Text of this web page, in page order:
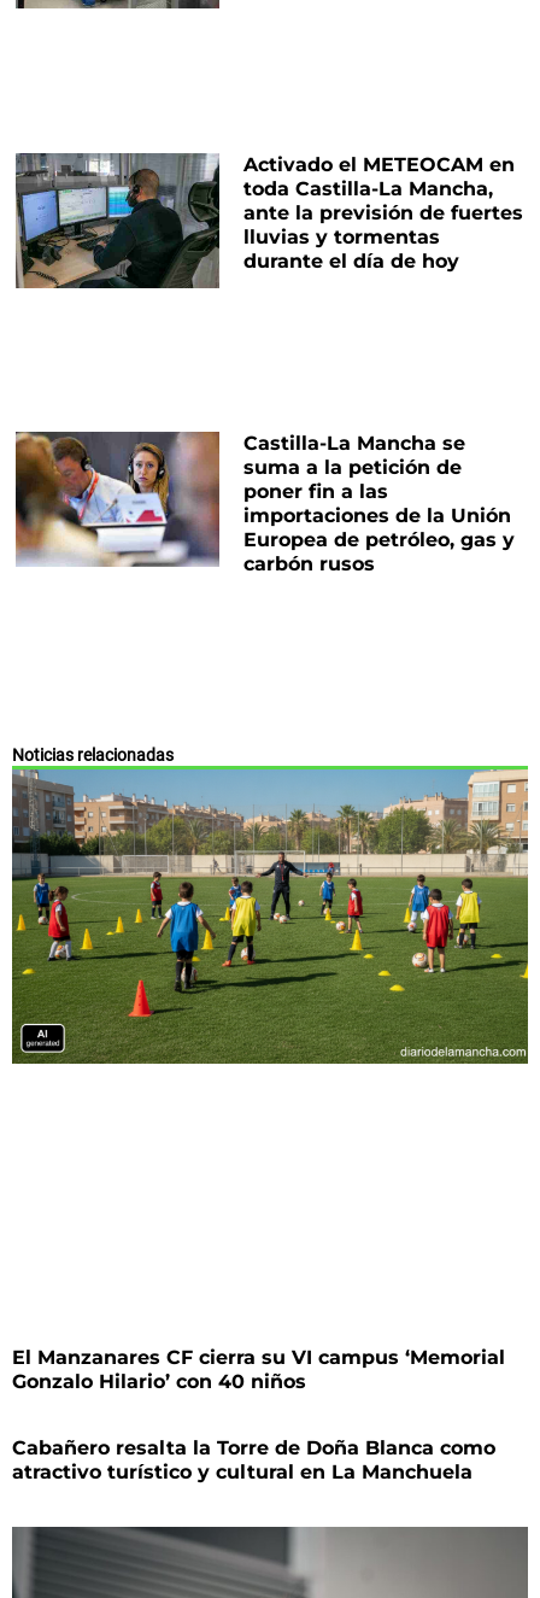
Activado el METEOCAM en
toda Castilla-La Mancha,
ante la previsión de fuertes
lluvias y tormentas
durante el día de hoy
Castilla-La Mancha se
suma a la petición de
poner fin a las
importaciones de la Unión
Europea de petróleo, gas y
carbón rusos
Noticias relacionadas
El Manzanares CF cierra su VI campus ‘Memorial
Gonzalo Hilario’ con 40 niños
Cabañero resalta la Torre de Doña Blanca como
atractivo turístico y cultural en La Manchuela